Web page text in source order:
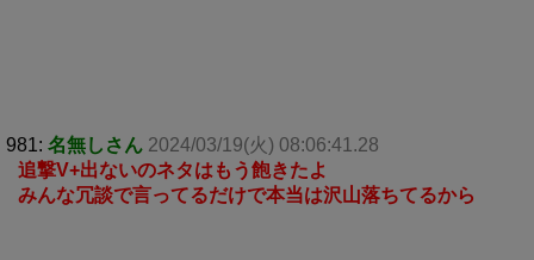
981: 名無しさん 2024/03/19(火) 08:06:41.28
追撃V+出ないのネタはもう飽きたよ
みんな冗談で言ってるだけで本当は沢山落ちてるから